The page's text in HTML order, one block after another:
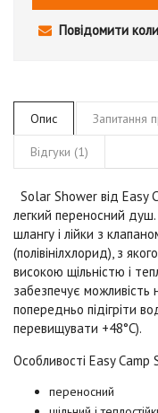
Повідомити
Опис Запитання
Відгуки (1)
Solar Shower від Easy
легкий переносний душ.
шлангу і лійки з
(полівінілхлорид), з
високою щільністю і
забезпечує можливість
попередньо підігріти
перевищувати +48°C).
Особливості Easy Camp
переносний